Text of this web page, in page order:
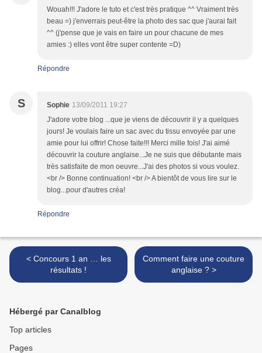
Wouah!!! J'adore le tuto et c'est très pratique ^^ Vraiment très
beau =) j'enverrais peut-être la photo des sac que j'aurai fait
^^ (j'pense que je vais en faire un pour chacune de mes
amies :) elles vont être super contente =D)
Répondre
S Sophie 13/09/2011 19:27
J'adore votre blog ...que je viens de découvrir il y a quelques
jours! Je voulais faire un sac avec du tissu envoyée par une
amie pour lui offrir! Chose faite!!! Merci mille fois! J'ai aimé
découvrir la couture anglaise...Je ne suis que débutante mais
très satisfaite de mon oeuvre...J'ai des photos si vous voulez.
<br /> Bonne continuation! <br /> A bientôt de vous lire sur le
blog...pour d'autres créa!
Répondre
< Concours 1 an … les
résultats !
Comment faire une couture
anglaise ? >
Hébergé par Canalblog
Top articles
Pages